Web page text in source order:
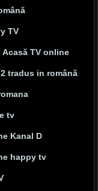
TV
TV online
tradus in română
tv
Kanal D
happy tv